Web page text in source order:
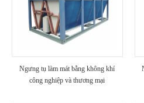
Ngưng tụ làm mát bằng không khí
công nghiệp và thương mại